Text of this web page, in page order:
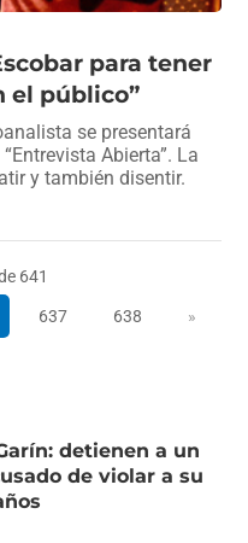
para tener
el público”
se presentará
Abierta”. La
y también disentir.
641
637 638 »
detienen a un
de violar a su